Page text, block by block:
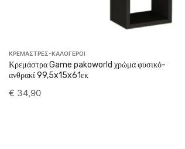
ΚΡΕΜΑΣΤΡΕΣ-ΚΑΛΟΓΕΡΟΙ
Κρεμάστρα Game pakoworld χρώμα φυσικό-
ανθρακί 99,5x15x61εκ
€ 34,90